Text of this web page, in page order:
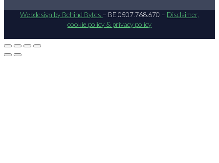
Webdesign by Behind Bytes – BE 0507.768.670 – Disclaimer,
cookie policy & privacy policy